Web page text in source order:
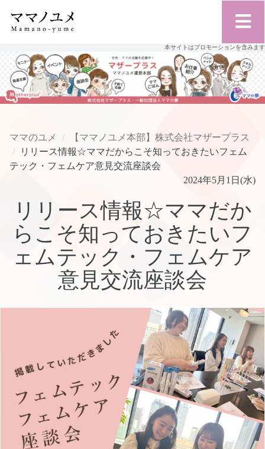
本サイトはプロモーションを含みます
ママのユメ
【ママノユメ本部】株式会社マザープラス
リリース情報☆ママだからこそ知っておきたいフェム
テック・フェムケア意見交流座談会
2024年5月1日(水)
リリース情報☆ママだか
らこそ知っておきたいフ
ェムテック・フェムケア
意見交流座談会